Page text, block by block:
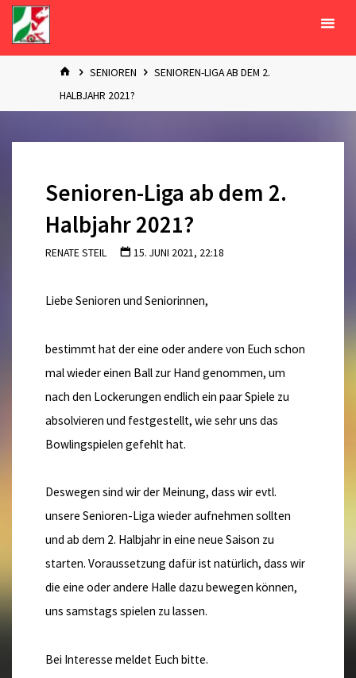
Zum
Inhalt
springen
STARTSENIOREN
SENIOREN-LIGA AB DEM 2.
HALBJAHR 2021?
Senioren-Liga ab dem 2.
Halbjahr 2021?
RENATE STEIL 15. JUNI 2021, 22:18
Liebe Senioren und Seniorinnen,
bestimmt hat der eine oder andere von Euch schon
mal wieder einen Ball zur Hand genommen, um
nach den Lockerungen endlich ein paar Spiele zu
absolvieren und festgestellt, wie sehr uns das
Bowlingspielen gefehlt hat.
Deswegen sind wir der Meinung, dass wir evtl.
unsere Senioren-Liga wieder aufnehmen sollten
und ab dem 2. Halbjahr in eine neue Saison zu
starten. Voraussetzung dafür ist natürlich, dass wir
die eine oder andere Halle dazu bewegen können,
uns samstags spielen zu lassen.
Bei Interesse meldet Euch bitte.